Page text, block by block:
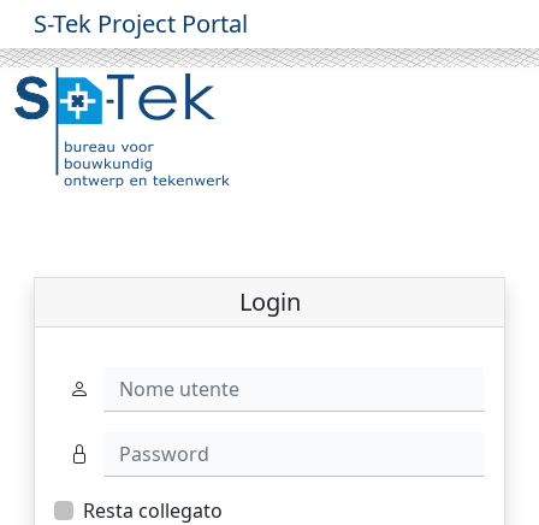
S-Tek Project Portal
Login
Nome utente
Password
Resta collegato